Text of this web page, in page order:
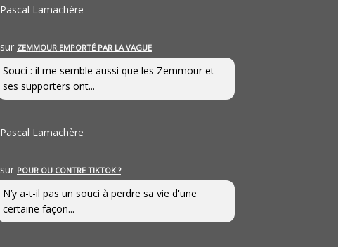
Pascal Lamachère
sur ZEMMOUR EMPORTÉ PAR LA VAGUE
Souci : il me semble aussi que les Zemmour et
ses supporters ont...
Pascal Lamachère
sur POUR OU CONTRE TIKTOK ?
N’y a-t-il pas un souci à perdre sa vie d'une
certaine façon...